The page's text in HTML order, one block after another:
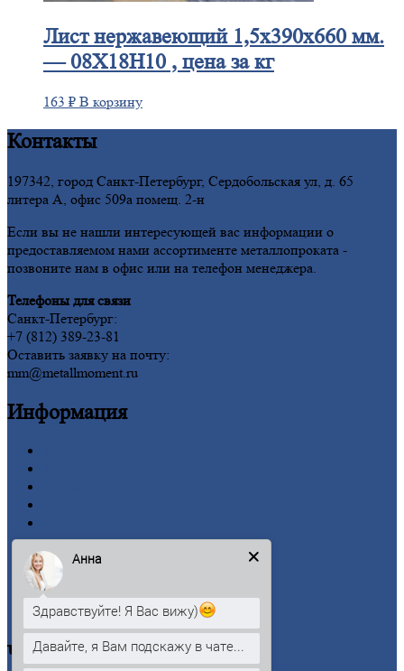
Листнержавеющий 1,5x390x660 мм.
— 08Х18Н10 , цена за кг
163 ₽ В корзину
Контакты
197342, город Санкт-Петербург, Сердобольская ул, д. 65
литера А, офис 509а помещ. 2-н
Если вы не нашли интересующей вас информации о
предоставляемом нами ассортименте металлопроката -
позвоните нам в офис или на телефон менеджера.
Телефоны для связи
Санкт-Петербург:
+7 (812) 389-23-81
Оставить заявку на почту:
mm@metallmoment.ru
Информация
Прайс-лист
Новости
Личный
Оформлениезаказа
Оплата
Черныйметаллопрокат
Анна
Здравствуйте! Я Вас вижу)
Давайте, я Вам подскажу в чате...